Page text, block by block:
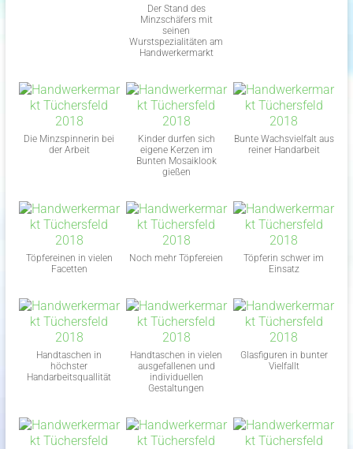
Der Stand des
Minzschäfers mit
seinen
Wurstspezialitäten am
Handwerkermarkt
Die Minzspinnerin bei
der Arbeit
Kinder durfen sich
eigene Kerzen im
Bunten Mosaiklook
gießen
Bunte Wachsvielfalt aus
reiner Handarbeit
Töpfereinen in vielen
Facetten
Noch mehr Töpfereien
Töpferin schwer im
Einsatz
Handtaschen in
höchster
Handarbeitsquallität
Handtaschen in vielen
ausgefallenen und
individuellen
Gestaltungen
Glasfiguren in bunter
Vielfallt